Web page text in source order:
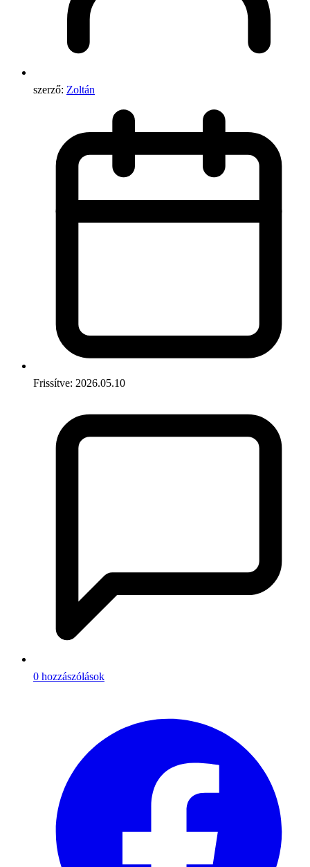
szerző: Zoltán
Frissítve: 2026.05.10
0 hozzászólások